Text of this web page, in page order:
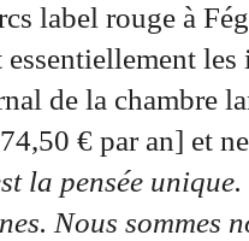
label rouge à
essentiellement
de la chambre
€ par an] et
la pensée
Nous